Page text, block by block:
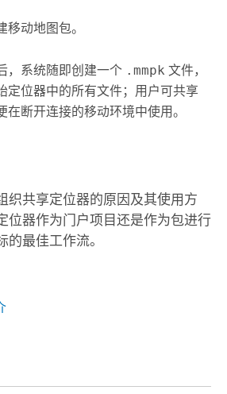
移动地图包。
，系统随即创建一个 .mmpk 文件，
定位器中的所有文件；用户可共享
在断开连接的移动环境中使用。
织共享定位器的原因及其使用方
位器作为门户项目还是作为包进行
最佳工作流。